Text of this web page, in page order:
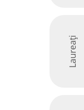
Laureați